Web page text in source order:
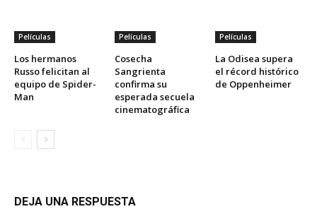
Películas
Los hermanos
Russo felicitan al
equipo de Spider-
Man
Películas
Cosecha
Sangrienta
confirma su
esperada secuela
cinematográfica
Películas
La Odisea supera
el récord histórico
de Oppenheimer
DEJA UNA RESPUESTA